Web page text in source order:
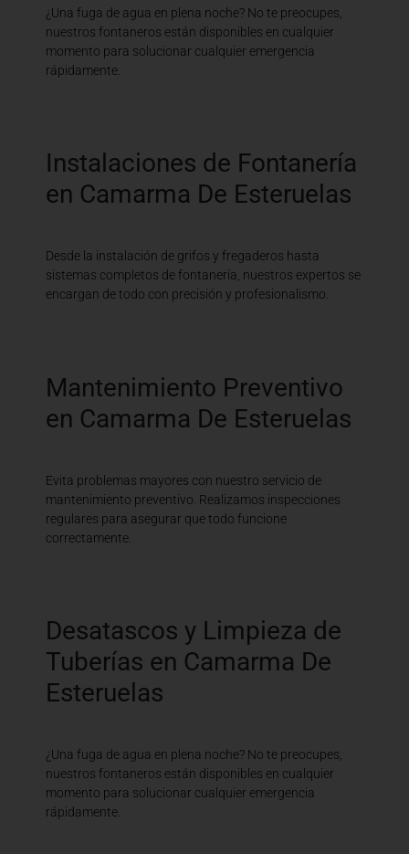
¿Una fuga de agua en plena noche? No te preocupes,
nuestros fontaneros están disponibles en cualquier
momento para solucionar cualquier emergencia
rápidamente.
Instalaciones de Fontanería
en Camarma De Esteruelas
Desde la instalación de grifos y fregaderos hasta
sistemas completos de fontanería, nuestros expertos se
encargan de todo con precisión y profesionalismo.
Mantenimiento Preventivo
en Camarma De Esteruelas
Evita problemas mayores con nuestro servicio de
mantenimiento preventivo. Realizamos inspecciones
regulares para asegurar que todo funcione
correctamente.
Desatascos y Limpieza de
Tuberías en Camarma De
Esteruelas
¿Una fuga de agua en plena noche? No te preocupes,
nuestros fontaneros están disponibles en cualquier
momento para solucionar cualquier emergencia
rápidamente.